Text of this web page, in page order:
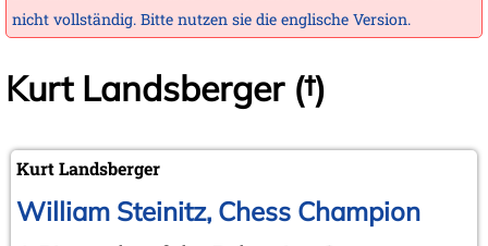
nicht vollständig. Bitte nutzen sie die englische Version.
Kurt Landsberger (†)
Kurt Landsberger
William Steinitz, Chess Champion